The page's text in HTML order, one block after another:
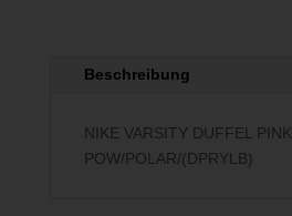
Beschreibung
NIKE VARSITY DUFFEL PINK
POW/POLAR/(DPRYLB)